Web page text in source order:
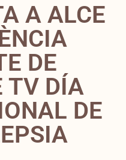
A ALCE
DE
TV DÍA
DE